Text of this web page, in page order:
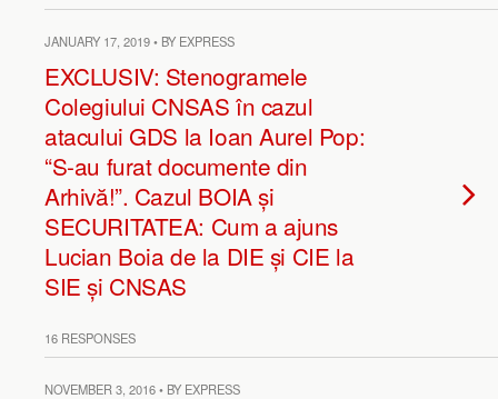
JANUARY 17, 2019 • BY EXPRESS
EXCLUSIV: Stenogramele
Colegiului CNSAS în cazul
atacului GDS la Ioan Aurel Pop:
“S-au furat documente din
Arhivă!”. Cazul BOIA și
SECURITATEA: Cum a ajuns
Lucian Boia de la DIE și CIE la
SIE și CNSAS
16 RESPONSES
NOVEMBER 3, 2016 • BY EXPRESS